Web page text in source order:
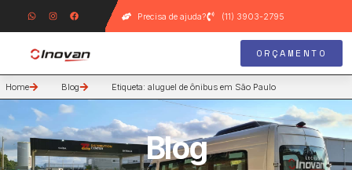
Precisa de ajuda? (11) 3903-2795
ORÇAMENTO
Home Blog Etiqueta: aluguel de ônibus em São Paulo
Blog